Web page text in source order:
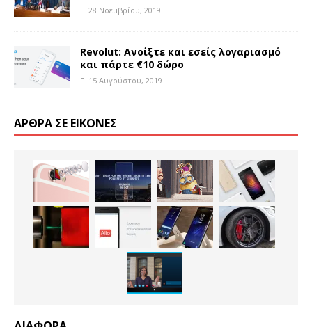
28 Νοεμβρίου, 2019
Revolut: Ανοίξτε και εσείς λογαριασμό
και πάρτε €10 δώρο
15 Αυγούστου, 2019
ΆΡΘΡΑ ΣΕ ΕΙΚΌΝΕΣ